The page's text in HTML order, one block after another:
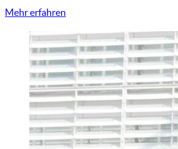
Mehr erfahren